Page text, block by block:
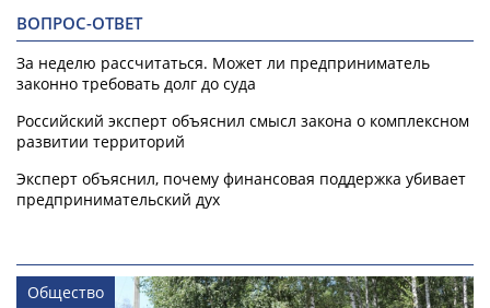
ВОПРОС-ОТВЕТ
За неделю рассчитаться. Может ли предприниматель
законно требовать долг до суда
Российский эксперт объяснил смысл закона о комплексном
развитии территорий
Эксперт объяснил, почему финансовая поддержка убивает
предпринимательский дух
Общество